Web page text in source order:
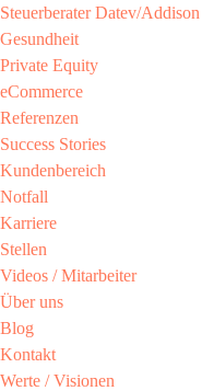
Steuerberater​ Datev/Addison​
Gesundheit​
Private Equity​
eCommerce​
Referenzen​
Success Stories​
Kundenbereich​
Notfall
Karriere​
Stellen
Videos / Mitarbeiter​
Über uns
Blog
Kontakt
Werte / Visionen ​